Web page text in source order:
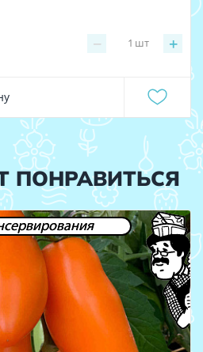
− +
1 шт
ПОНРАВИТЬСЯ